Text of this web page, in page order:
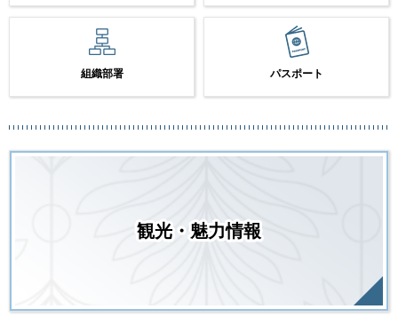
組織部署 パスポート
観光・魅力情報